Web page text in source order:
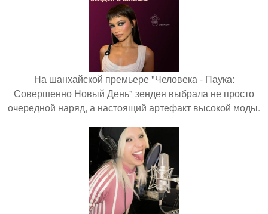
На шанхайской премьере "Человека - Паука:
Совершенно Новый День" зендея выбрала не просто
очередной наряд, а настоящий артефакт высокой моды.